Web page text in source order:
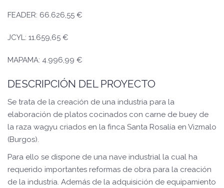
FEADER: 66.626,55 €
JCYL: 11.659,65 €
MAPAMA: 4.996,99 €
DESCRIPCIÓN DEL PROYECTO
Se trata de la creación de una industria para la
elaboración de platos cocinados con carne de buey de
la raza wagyu criados en la finca Santa Rosalía en Vizmalo
(Burgos).
Para ello se dispone de una nave industrial la cual ha
requerido importantes reformas de obra para la creación
de la industria. Además de la adquisición de equipamiento